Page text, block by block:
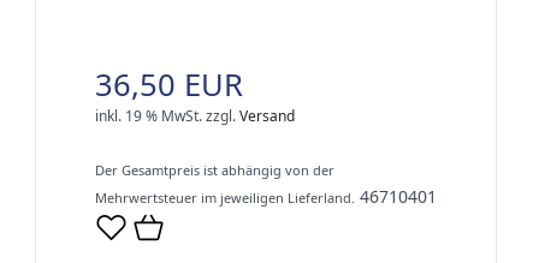
36,50 EUR
inkl. 19 % MwSt.zzgl.Versand
Der Gesamtpreis ist abhängig von der
Mehrwertsteuer im jeweiligen Lieferland. 46710401